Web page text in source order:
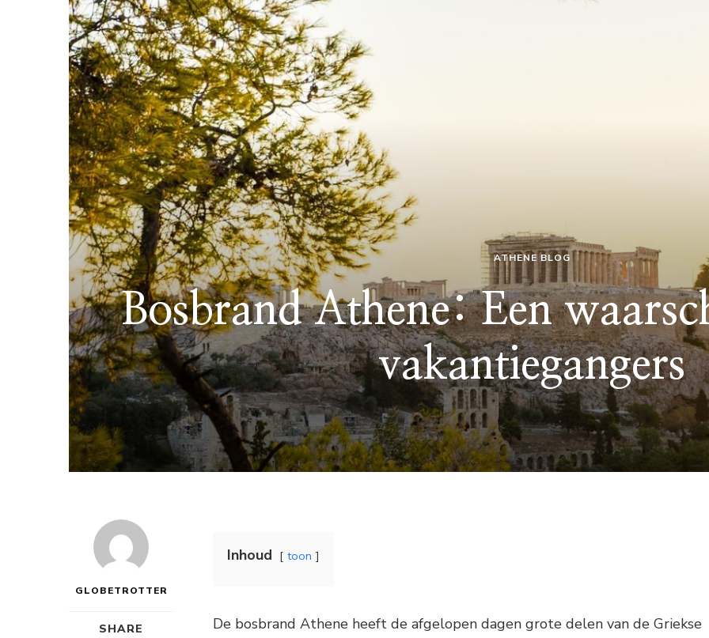
ATHENE BLOG
Bosbrand Athene: Een
vakantiegangers
GLOBETROTTER
SHARE
Inhoud toon
De bosbrand Athene heeft de afgelopen dagen grote delen van de Griekse